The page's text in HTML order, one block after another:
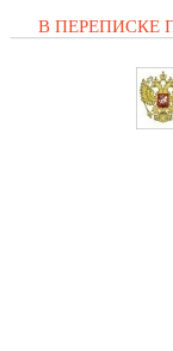
В ПЕРЕПИСКЕ